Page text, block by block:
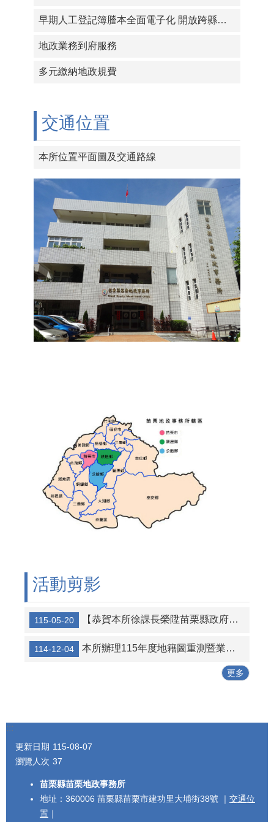
早期人工登記簿謄本全面電子化 開放跨縣市臨櫃申請
地政業務到府服務
多元繳納地政規費
交通位置
本所位置平面圖及交通路線
活動剪影
115-05-20 【恭賀本所徐課長榮陞苗栗縣政府地政處地籍科科長 】115.5.20
114-12-04 本所辦理115年度地籍圖重測暨業務宣導說明會114.12.1
更多
:::
更新日期 115-08-07
瀏覽人次 37
苗栗縣苗栗地政事務所
地址：360006 苗栗縣苗栗市建功里大埔街38號 ｜ 交通位
置 ｜